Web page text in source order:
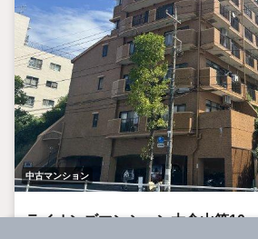
中古マンション
ライオンズマンション大倉山第10